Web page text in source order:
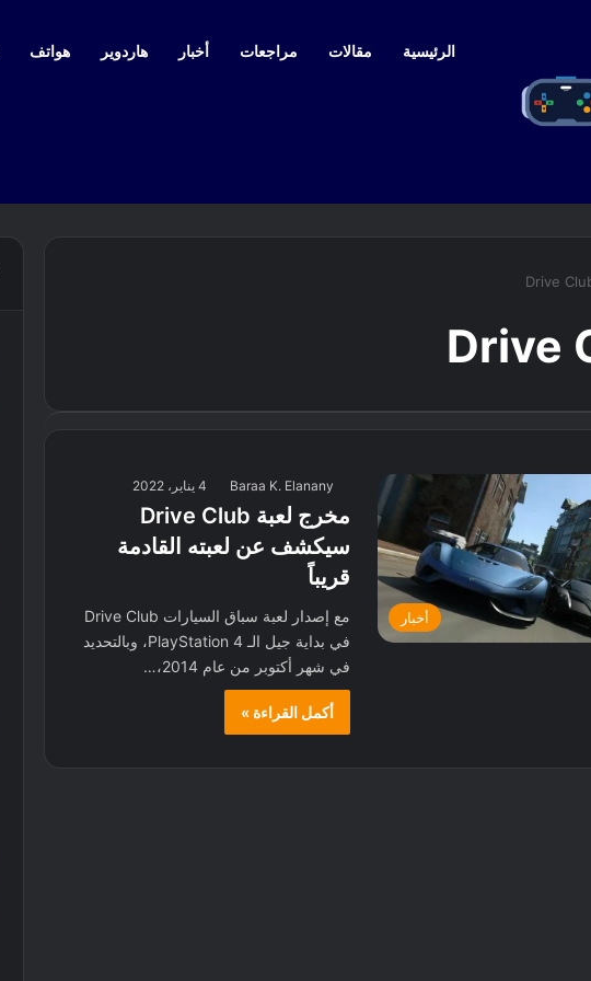
الرئيسية مقالات مراجعات أخبار هاردوير هواتف
Drive
Drive
أخبار
Baraa K. Elanany 4 يناير، 2022
مخرج لعبة Drive Club
سيكشف عن لعبته القادمة
قريباً
مع إصدار لعبة سباق السيارات Drive Club
في بداية جيل الـ PlayStation 4، وبالتحديد
في شهر أكتوبر من عام 2014،…
أكمل القراءة »